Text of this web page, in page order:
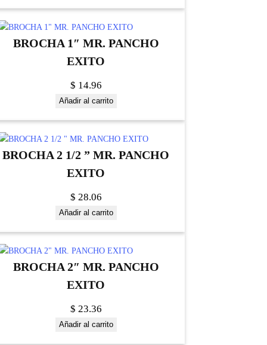
BROCHA 1″ MR. PANCHO
EXITO
$ 14.96
Añadir al carrito
BROCHA 2 1/2 ” MR. PANCHO
EXITO
$ 28.06
Añadir al carrito
BROCHA 2″ MR. PANCHO
EXITO
$ 23.36
Añadir al carrito